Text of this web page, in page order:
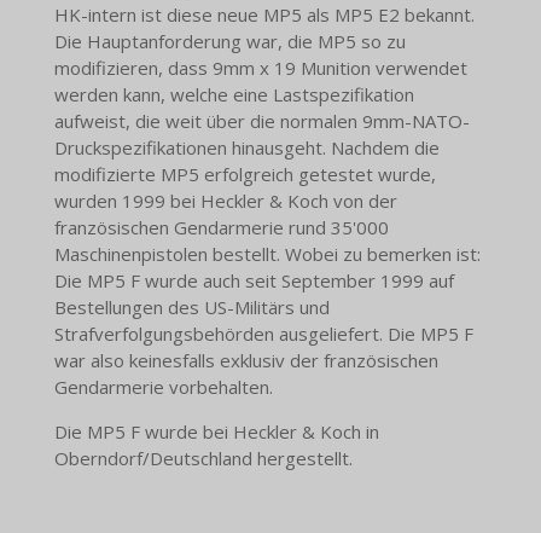
HK-intern ist diese neue MP5 als MP5 E2 bekannt.
Die Hauptanforderung war, die MP5 so zu
modifizieren, dass 9mm x 19 Munition verwendet
werden kann, welche eine Lastspezifikation
aufweist, die weit über die normalen 9mm-NATO-
Druckspezifikationen hinausgeht. Nachdem die
modifizierte MP5 erfolgreich getestet wurde,
wurden 1999 bei Heckler & Koch von der
französischen Gendarmerie rund 35'000
Maschinenpistolen bestellt. Wobei zu bemerken ist:
Die MP5 F wurde auch seit September 1999 auf
Bestellungen des US-Militärs und
Strafverfolgungsbehörden ausgeliefert. Die MP5 F
war also keinesfalls exklusiv der französischen
Gendarmerie vorbehalten.
Die MP5 F wurde bei Heckler & Koch in
Oberndorf/Deutschland hergestellt.